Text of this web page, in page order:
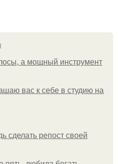
а мощный инструмент
вас к себе в студию на
сделать репост своей